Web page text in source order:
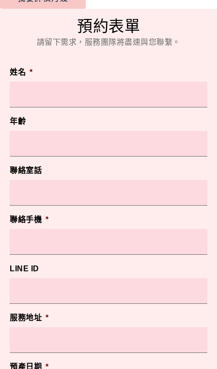
預約表單
請留下需求，服務團隊將盡速與您聯繫。
姓名 *
年齡
聯絡室話
聯絡手機 *
LINE ID
服務地址 *
預產日期 *